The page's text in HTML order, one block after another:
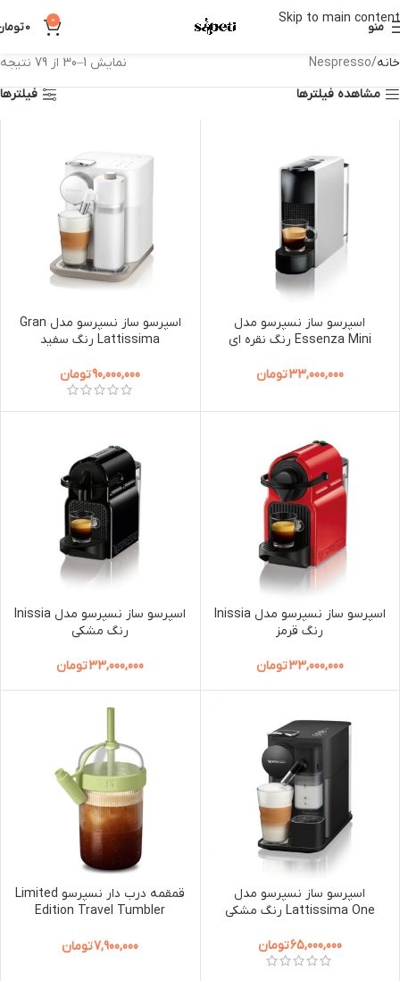
Skip to main content
منو 0
0
خانه Nespresso
نمایش 1–30 از 79 نتیجه
مشاهده فیلترها
فیلترها
اسپرسو ساز نسپرسو مدل
Essenza Mini رنگ نقره ای
33,000,000تومان
اسپرسو ساز نسپرسو مدل Gran
Lattissima رنگ سفید
90,000,000تومان
اسپرسو ساز نسپرسو مدل Inissia
رنگ قرمز
33,000,000تومان
اسپرسو ساز نسپرسو مدل Inissia
رنگ مشکی
33,000,000تومان
اسپرسو ساز نسپرسو مدل
Lattissima One رنگ مشکی
65,000,000تومان
قمقمه درب دار نسپرسو Limited
Edition Travel Tumbler
7,900,000تومان